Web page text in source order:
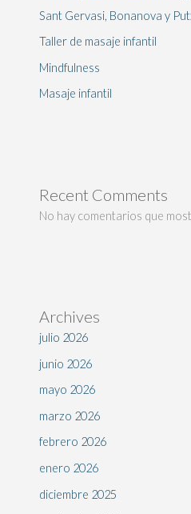
Sant Gervasi, Bonanova y
Taller de masaje infantil
Mindfulness
Masaje infantil
Recent Comments
No hay comentarios que
Archives
julio 2026
junio 2026
mayo 2026
marzo 2026
febrero 2026
enero 2026
diciembre 2025